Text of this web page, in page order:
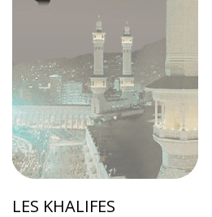
LES KHALIFES